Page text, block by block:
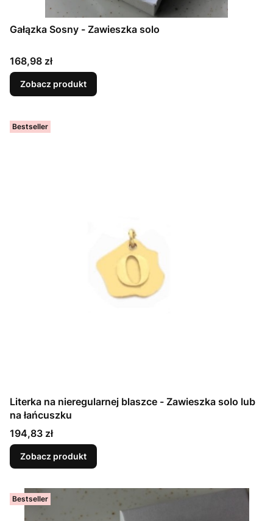
Gałązka Sosny - Zawieszka solo
Cena
168,98 zł
Zobacz produkt
Bestseller
Literka na nieregularnej blaszce - Zawieszka solo lub
na łańcuszku
Cena
194,83 zł
Zobacz produkt
Bestseller